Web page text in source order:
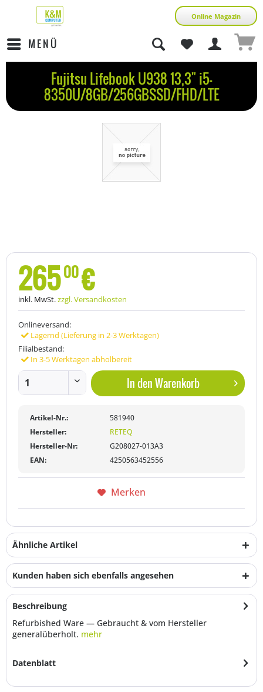
Online Magazin
MENÜ
Fujitsu Lifebook U938 13,3" i5-
8350U/8GB/256GBSSD/FHD/LTE
26500€
inkl. MwSt.zzgl. Versandkosten
Onlineversand:
Lagernd (Lieferung in 2-3 Werktagen)
Filialbestand:
In 3-5 Werktagen abholbereit
In denWarenkorb
Artikel-Nr.:
581940
Hersteller:
RETEQ
Hersteller-Nr:
G208027-013A3
EAN:
4250563452556
Merken
Ähnliche Artikel
Kunden haben sich ebenfalls angesehen
Beschreibung
Refurbished Ware — Gebraucht & vom Hersteller
generalüberholt. mehr
Datenblatt